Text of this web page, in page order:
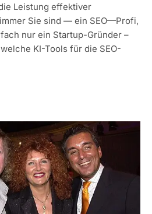
Leistung effektiver
Sie sind — ein SEO—Profi,
nur ein Startup-Gründer –
KI-Tools für die SEO-